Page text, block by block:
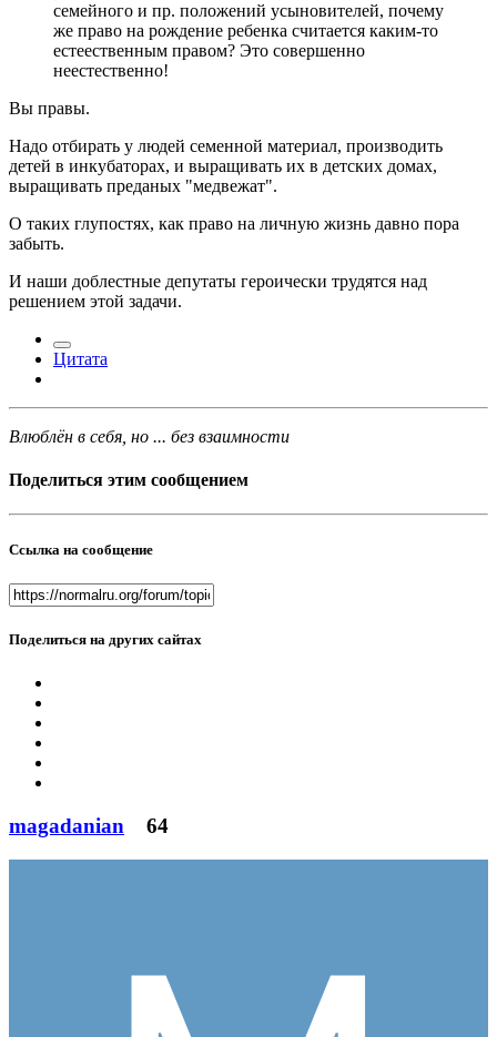
семейного и пр. положений усыновителей, почему
же право на рождение ребенка считается каким-то
естеественным правом? Это совершенно
неестественно!
Вы правы.
Надо отбирать у людей семенной материал, производить
детей в инкубаторах, и выращивать их в детских домах,
выращивать преданых "медвежат".
О таких глупостях, как право на личную жизнь давно пора
забыть.
И наши доблестные депутаты героически трудятся над
решением этой задачи.
Цитата
Влюблён в себя, но ... без взаимности
Поделиться этим сообщением
Ссылка на сообщение
Поделиться на других сайтах
magadanian 64